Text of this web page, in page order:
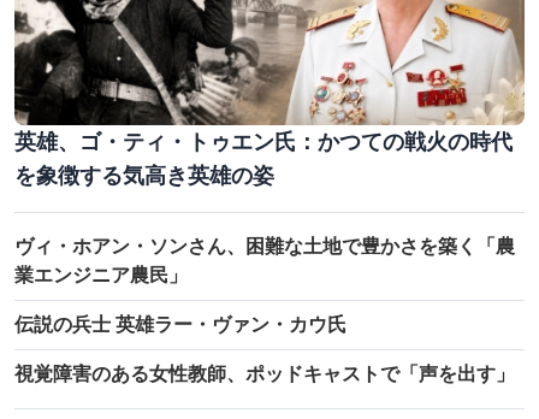
英雄、ゴ・ティ・トゥエン氏：かつての戦火の時代
を象徴する気高き英雄の姿
ヴィ・ホアン・ソンさん、困難な土地で豊かさを築く「農
業エンジニア農民」
伝説の兵士 英雄ラー・ヴァン・カウ氏
視覚障害のある女性教師、ポッドキャストで「声を出す」